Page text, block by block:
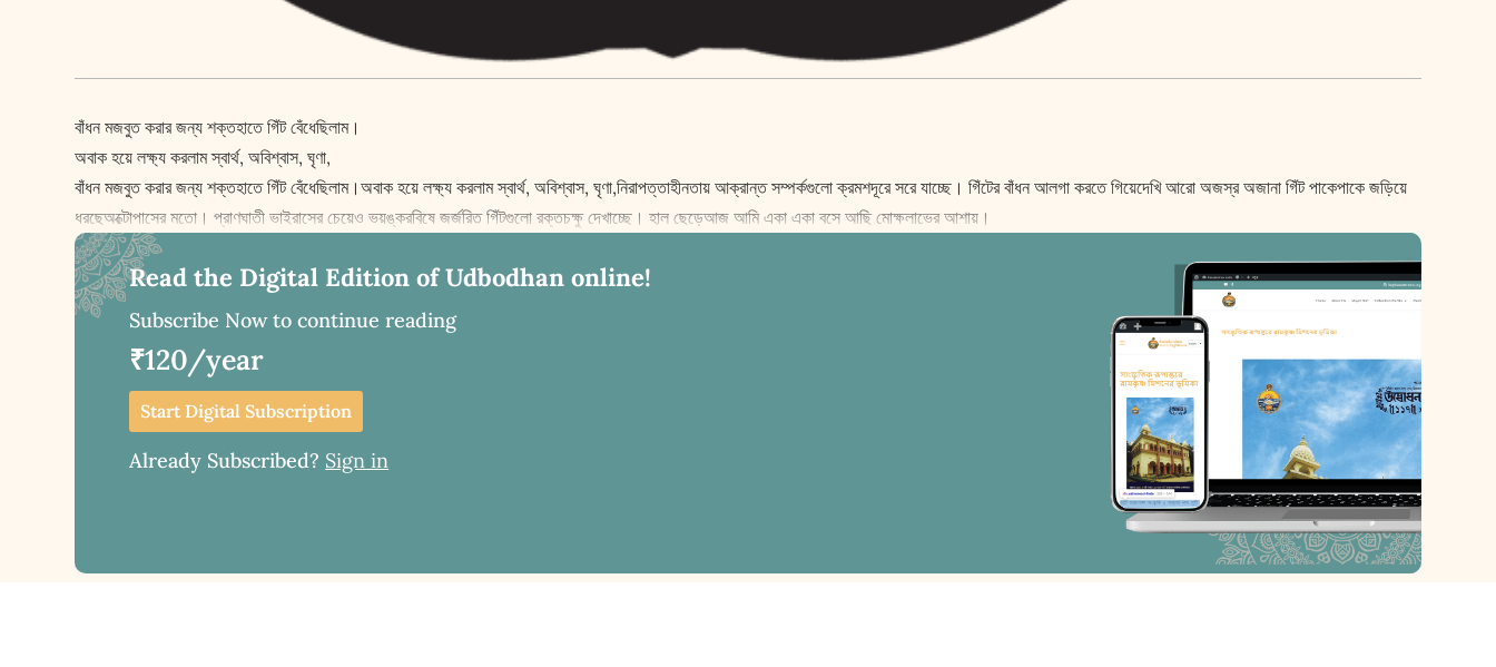
বাঁধন মজবুত করার জন্য শক্তহাতে গিঁট বেঁধেছিলাম।
অবাক হয়ে ল‌ক্ষ্য করলাম স্বার্থ, অবিশ্বাস, ঘৃণা,
বাঁধন মজবুত করার জন্য শক্তহাতে গিঁট বেঁধেছিলাম।অবাক হয়ে ল‌ক্ষ্য করলাম স্বার্থ, অবিশ্বাস, ঘৃণা,নিরাপত্তাহীনতায় আক্রান্ত সম্পর্কগুলো ক্রমশদূরে সরে যাচ্ছে। গিঁটের বাঁধন আলগা করতে গিয়েদেখি আরো অজস্র অজানা গিঁট পাকেপাকে জড়িয়ে
ধরছেঅক্টোপাসের মতো। প্রাণঘাতী ভাইরাসের চেয়েও ভয়ঙ্করবিষে জর্জরিত গিঁটগুলো রক্তচ‌ক্ষু দেখাচ্ছে। হাল ছেড়েআজ আমি একা একা বসে আছি মো‌ক্ষলাভের আশায়।
Read the Digital Edition of Udbodhan online!
Subscribe Now to continue reading
₹120/year
Start Digital Subscription
Already Subscribed? Sign in